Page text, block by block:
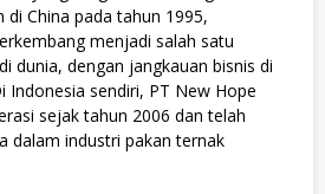
di China pada tahun 1995,
menjadi salah satu
dunia, dengan jangkauan bisnis di
Indonesia sendiri, PT New Hope
sejak tahun 2006 dan telah
dalam industri pakan ternak